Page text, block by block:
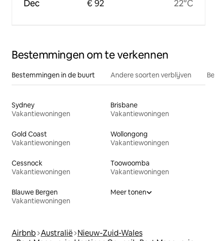
Dec € 92 22°C
Bestemmingen om te verkennen
Bestemmingen in de buurt Andere soorten verblijven
Sydney
Vakantiewoningen
Brisbane
Vakantiewoningen
Gold Coast
Vakantiewoningen
Wollongong
Vakantiewoningen
Cessnock
Vakantiewoningen
Toowoomba
Vakantiewoningen
Blauwe Bergen
Vakantiewoningen
Meer tonen
Airbnb Australië Nieuw-Zuid-Wales